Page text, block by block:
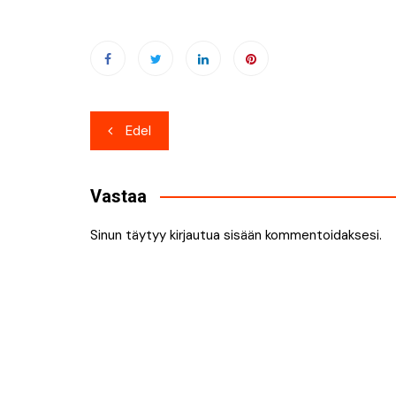
Artikkelien
selaus
Edel
Vastaa
Sinun täytyy kirjautua sisään kommentoidaksesi.